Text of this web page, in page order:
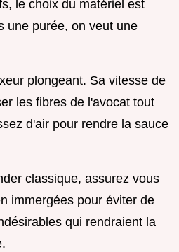
le choix du matériel est
une purée, on veut une
plongeant. Sa vitesse de
les fibres de l'avocat tout
d'air pour rendre la sauce
classique, assurez vous
immergées pour éviter de
qui rendraient la